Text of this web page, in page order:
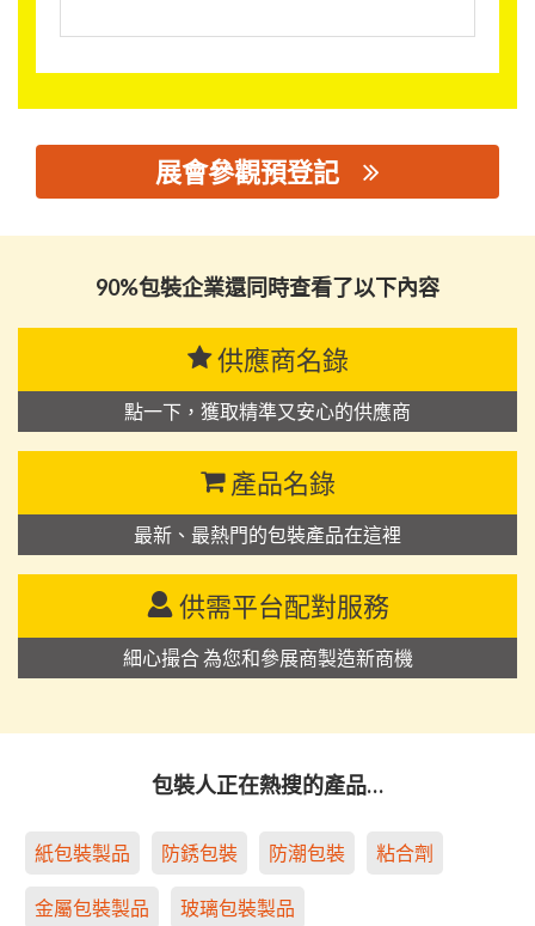
展會參觀預登記
90%包裝企業還同時查看了以下內容
供應商名錄
點一下，獲取精準又安心的供應商
產品名錄
最新、最熱門的包裝產品在這裡
供需平台配對服務
細心撮合 為您和參展商製造新商機
包裝人正在熱搜的產品…
紙包裝製品 防銹包裝 防潮包裝 粘合劑
金屬包裝製品 玻璃包裝製品